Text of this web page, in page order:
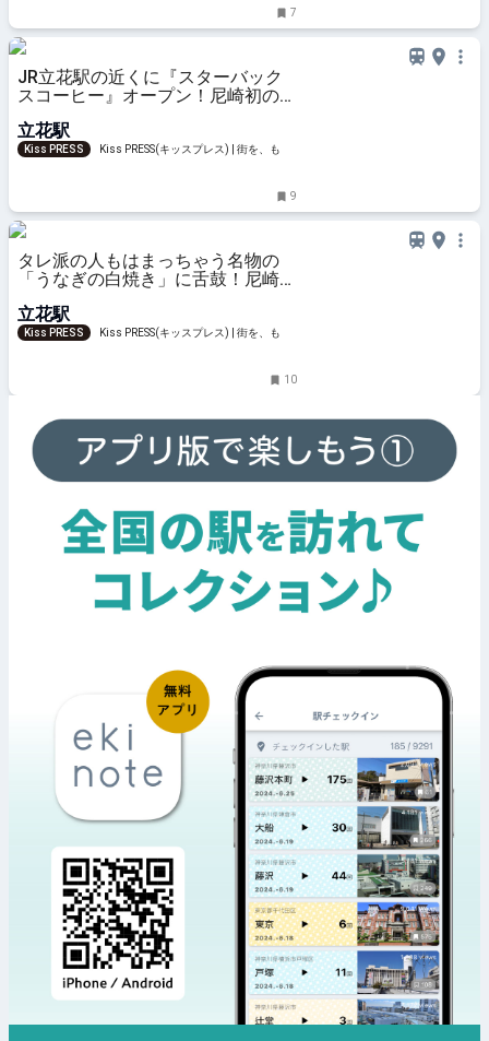
7
JR立花駅の近くに『スターバック
スコーヒー』オープン！尼崎初のド
立花駅
Kiss PRESS
Kiss PRESS(キッスプレス) | 街を、もっ
9
タレ派の人もはまっちゃう名物の
「うなぎの白焼き」に舌鼓！尼崎市
立花駅
Kiss PRESS
Kiss PRESS(キッスプレス) | 街を、もっ
10